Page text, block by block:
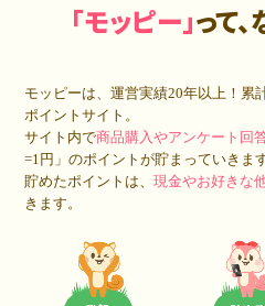
「モッピー」って
モッピーは、運営実績20年以上！累
ポイントサイト。
サイト内で商品購入やアンケート回
=1円」のポイントが貯まっていきます
貯めたポイントは、現金やお好きな
きます。